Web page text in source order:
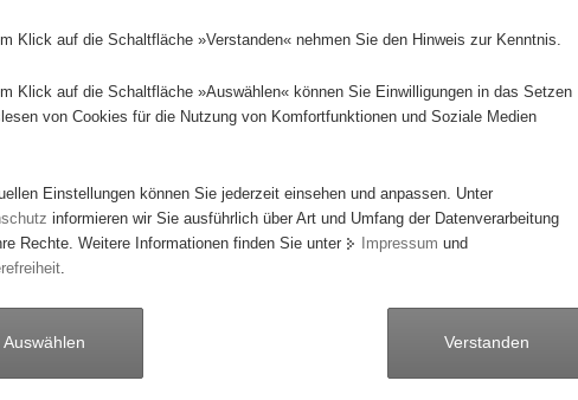
auf Karte anzeigen
Initiativen Projekte Nach Alphabet Nach Postleitzahl
343 Suchergebnisse
Klick auf die Schaltfläche »Verstanden« nehmen Sie den Hinweis zur Kenntnis.
Klick auf die Schaltfläche »Auswählen« können Sie Einwilligungen in das Setzen
von Cookies für die Nutzung von Komfortfunktionen und Soziale Medien
Einstellungen können Sie jederzeit einsehen und anpassen. Unter
informieren wir Sie ausführlich über Art und Umfang der Datenverarbeitung
Rechte. Weitere Informationen finden Sie unter
Impressum und
Auswählen Verstanden